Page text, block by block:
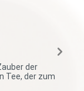
der
Tee, der zum